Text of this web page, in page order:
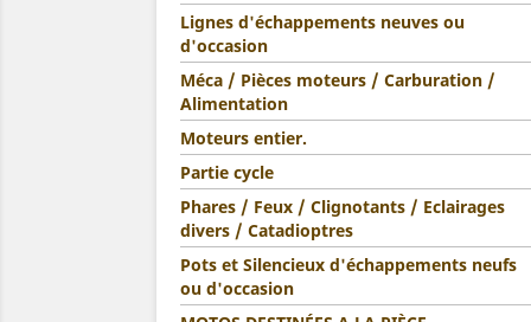
Lignes d'échappements neuves ou
d'occasion
Méca / Pièces moteurs / Carburation /
Alimentation
Moteurs entier.
Partie cycle
Phares / Feux / Clignotants / Eclairages
divers / Catadioptres
Pots et Silencieux d'échappements neufs
ou d'occasion